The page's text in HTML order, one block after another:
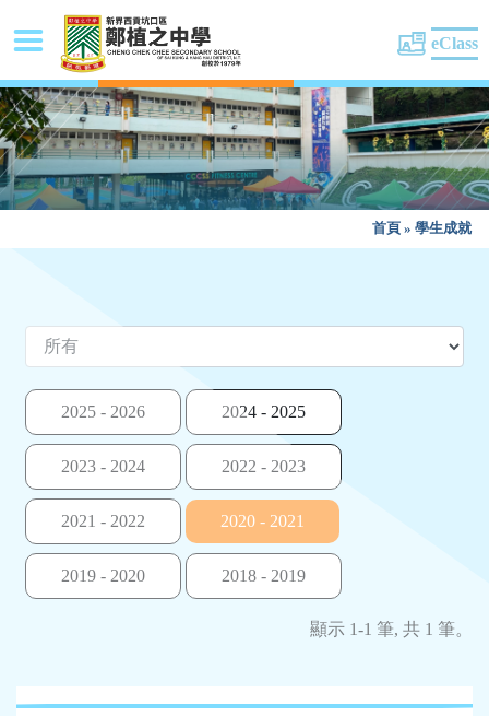
eClass
首頁 » 學生成就
2025 - 2026 2024 - 2025
2023 - 2024 2022 - 2023
2021 - 2022 2020 - 2021
2019 - 2020 2018 - 2019
顯示 1-1 筆, 共 1 筆。